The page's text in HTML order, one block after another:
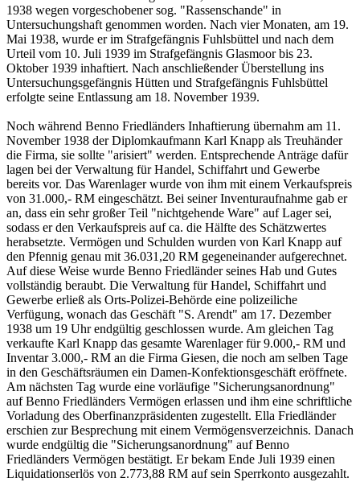
1938 wegen vorgeschobener sog. "Rassenschande" in
Untersuchungshaft genommen worden. Nach vier Monaten, am 19.
Mai 1938, wurde er im Strafgefängnis Fuhlsbüttel und nach dem
Urteil vom 10. Juli 1939 im Strafgefängnis Glasmoor bis 23.
Oktober 1939 inhaftiert. Nach anschließender Überstellung ins
Untersuchungsgefängnis Hütten und Strafgefängnis Fuhlsbüttel
erfolgte seine Entlassung am 18. November 1939.
Noch während Benno Friedländers Inhaftierung übernahm am 11.
November 1938 der Diplomkaufmann Karl Knapp als Treuhänder
die Firma, sie sollte "arisiert" werden. Entsprechende Anträge dafür
lagen bei der Verwaltung für Handel, Schiffahrt und Gewerbe
bereits vor. Das Warenlager wurde von ihm mit einem Verkaufspreis
von 31.000,- RM eingeschätzt. Bei seiner Inventuraufnahme gab er
an, dass ein sehr großer Teil "nichtgehende Ware" auf Lager sei,
sodass er den Verkaufspreis auf ca. die Hälfte des Schätzwertes
herabsetzte. Vermögen und Schulden wurden von Karl Knapp auf
den Pfennig genau mit 36.031,20 RM gegeneinander aufgerechnet.
Auf diese Weise wurde Benno Friedländer seines Hab und Gutes
vollständig beraubt. Die Verwaltung für Handel, Schiffahrt und
Gewerbe erließ als Orts-Polizei-Behörde eine polizeiliche
Verfügung, wonach das Geschäft "S. Arendt" am 17. Dezember
1938 um 19 Uhr endgültig geschlossen wurde. Am gleichen Tag
verkaufte Karl Knapp das gesamte Warenlager für 9.000,- RM und
Inventar 3.000,- RM an die Firma Giesen, die noch am selben Tage
in den Geschäftsräumen ein Damen-Konfektionsgeschäft eröffnete.
Am nächsten Tag wurde eine vorläufige "Sicherungsanordnung"
auf Benno Friedländers Vermögen erlassen und ihm eine schriftliche
Vorladung des Oberfinanzpräsidenten zugestellt. Ella Friedländer
erschien zur Besprechung mit einem Vermögensverzeichnis. Danach
wurde endgültig die "Sicherungsanordnung" auf Benno
Friedländers Vermögen bestätigt. Er bekam Ende Juli 1939 einen
Liquidationserlös von 2.773,88 RM auf sein Sperrkonto ausgezahlt.